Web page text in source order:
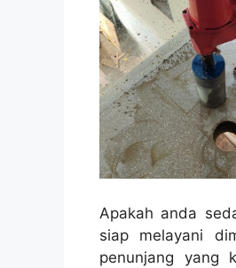
Apakah anda
siap melayani
penunjang yang